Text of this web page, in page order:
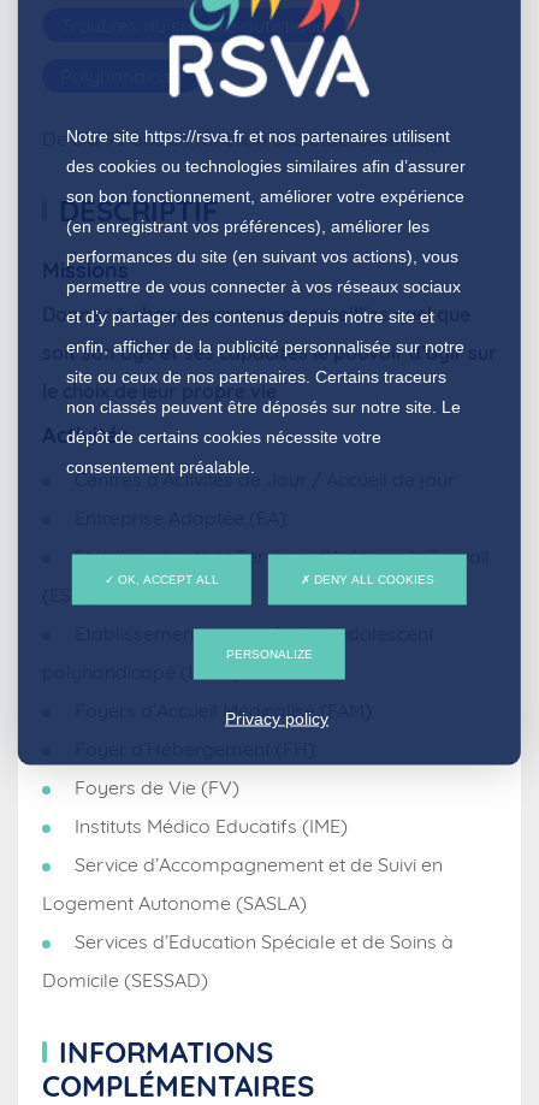
Troubles du spectre autistique
Polyhandicap
De 6 à 99 ans en fonction des établissements
DESCRIPTIF
Missions
Donner à chaque personne accueillies quel que
soit son âge et ses capacités le pouvoir d’agir sur
le choix de leur propre vie
Activités
Centres d’Activités de Jour / Accueil de jour
Etablissements et Services d’Aide par le Travail
Etablissement pour enfant et adolescent
Foyers d’Accueil Médicalisé (FAM)
Foyers de Vie (FV)
Instituts Médico Educatifs (IME)
Service d’Accompagnement et de Suivi en
Logement Autonome (SASLA)
Services d’Education Spéciale et de Soins à
Domicile (SESSAD)
INFORMATIONS
COMPLÉMENTAIRES
Notre site https://rsva.fret nos partenaires utilisent
des cookies ou technologies similaires afin d’assurer
son bon fonctionnement, améliorer votre expérience
(en enregistrant vos préférences), améliorer les
performances du site (en suivant vos actions), vous
permettre de vous connecter à vos réseaux sociaux
et d’y partager des contenus depuis notre site et
enfin, afficher de la publicité personnalisée sur notre
site ou ceux de nos partenaires. Certains traceurs
non classés peuvent être déposés sur notre site. Le
dépôt de certains cookies nécessite votre
consentement préalable.
OK, ACCEPT ALL DENY ALL COOKIES
PERSONALIZE
Privacy policy